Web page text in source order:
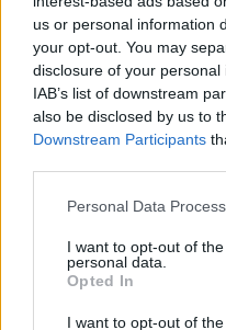
us or personal information
your opt-out. You may
disclosure of your
IAB’s list of downstream
also be disclosed by us to
Downstream Participants
Personal Data
I want to opt-out of
personal data.
Opted In
I want to opt-out of
Ακολουθήστε το
μάθετε πρώτοιτα πιο
Ακολουθήστε το